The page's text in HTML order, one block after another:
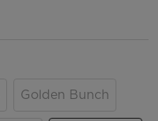
Golden Bunch